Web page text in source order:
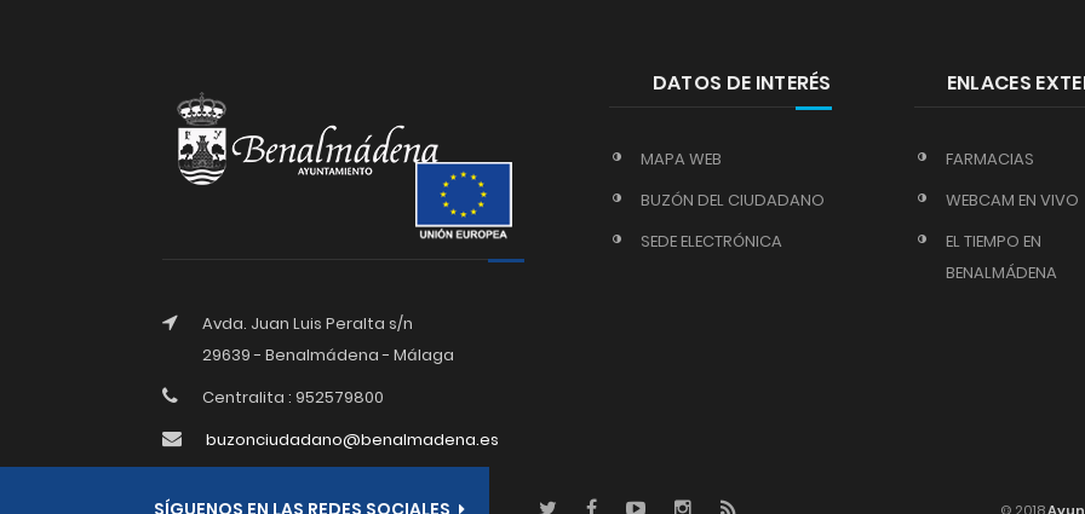
Avda. Juan Luis Peralta s/n
29639 - Benalmádena - Málaga
Centralita : 952579800
buzonciudadano@benalmadena.es
DATOS DE INTERÉS
MAPA WEB
BUZÓN DEL CIUDADANO
SEDE ELECTRÓNICA
ENLACES
FARMACIAS
WEBCAM EN VIVO
EL TIEMPO EN
BENALMÁDENA
SÍGUENOS EN LAS REDES SOCIALES